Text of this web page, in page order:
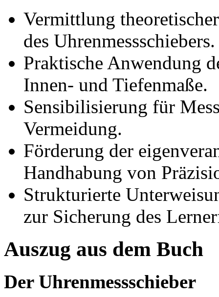
Vermittlung
des Uhrenmessschiebers.
Praktische Anwendung
Innen- und Tiefenmaße.
Sensibilisierung für
Vermeidung.
Förderung der
Handhabung von
Strukturierte
zur Sicherung des
Auszug aus dem Buch
Der Uhrenmessschieber